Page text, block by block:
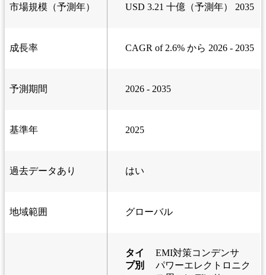
市場規模（予測年） USD 3.21 十億（予測年） 2035
成長率 CAGR of 2.6% から 2026 - 2035
予測期間 2026 - 2035
基準年 2025
過去データあり はい
地域範囲 グローバル
タイ
プ別
EMI対策コンデンサ
パワーエレクトロニク